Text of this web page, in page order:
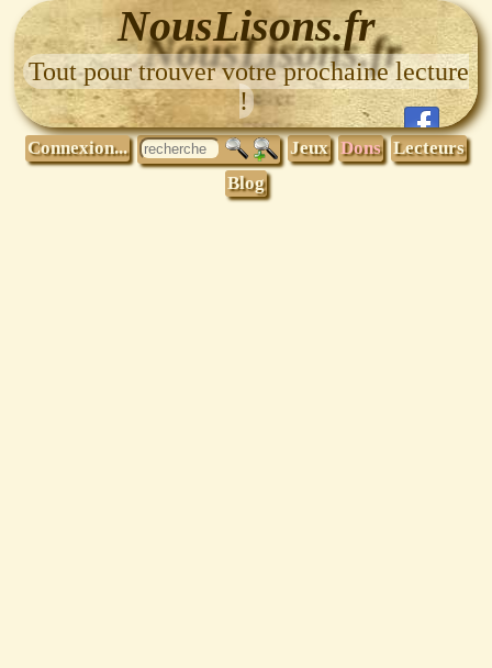
NousLisons.fr
Tout pour trouver votre prochaine lecture
!
Connexion... Jeux Dons Lecteurs
Blog